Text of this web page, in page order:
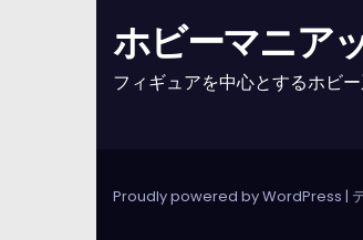
ホビーマニア
フィギュアを中心とするホビ
Proudly powered by WordPress |